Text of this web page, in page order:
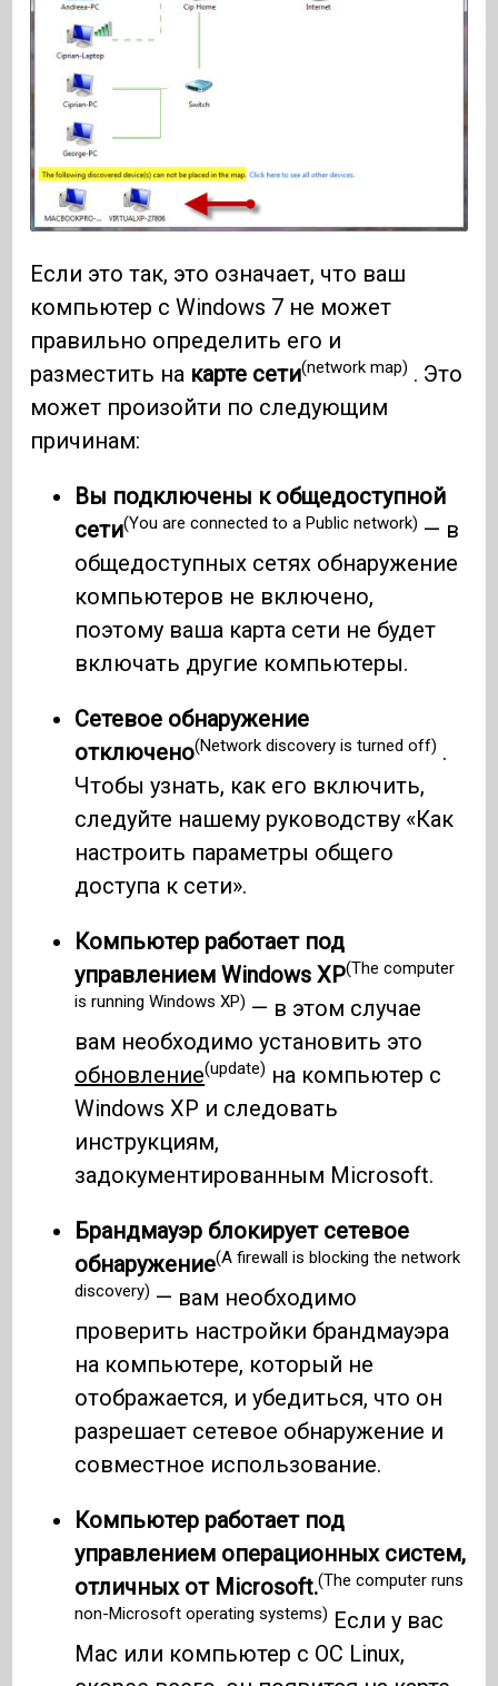
Если это так, это означает, что ваш
компьютер с Windows 7 не может
правильно определить его и
разместить на карте сети(network map) . Это
может произойти по следующим
причинам:
Вы подключены к общедоступной
сети(You are connected to a Public network) — в
общедоступных сетях обнаружение
компьютеров не включено,
поэтому ваша карта сети не будет
включать другие компьютеры.
Сетевое обнаружение
отключено(Network discovery is turned off) .
Чтобы узнать, как его включить,
следуйте нашему руководству «Как
настроить параметры общего
доступа к сети».
Компьютер работает под
управлением Windows XP(The computer
is running Windows XP) — в этом случае
вам необходимо установить это
обновление(update) на компьютер с
Windows XP и следовать
инструкциям,
задокументированным Microsoft.
Брандмауэр блокирует сетевое
обнаружение(A firewall is blocking the network
discovery) — вам необходимо
проверить настройки брандмауэра
на компьютере, который не
отображается, и убедиться, что он
разрешает сетевое обнаружение и
совместное использование.
Компьютер работает под
управлением операционных систем,
отличных от Microsoft.(The computer runs
non-Microsoft operating systems) Если у вас
Mac или компьютер с ОС Linux,